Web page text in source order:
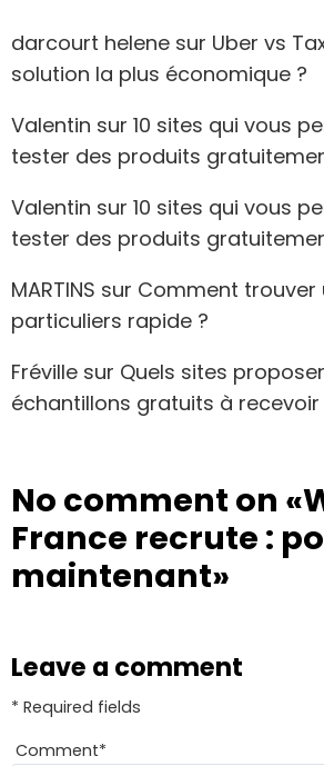
darcourt helene sur Uber vs
solution la plus économique ?
Valentin sur 10 sites qui vous
tester des produits
Valentin sur 10 sites qui vous
tester des produits
MARTINS sur Comment trouver
particuliers rapide ?
Fréville sur Quels sites
échantillons gratuits à recevoir
No comment on
France recrute :
maintenant»
Leave a comment
* Required fields
Comment*